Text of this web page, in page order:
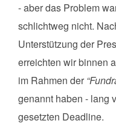
- aber das Problem
schlichtweg nicht.
Unterstützung der
erreichten wir binnen
im Rahmen der
genannt haben - lang
gesetzten Deadline.